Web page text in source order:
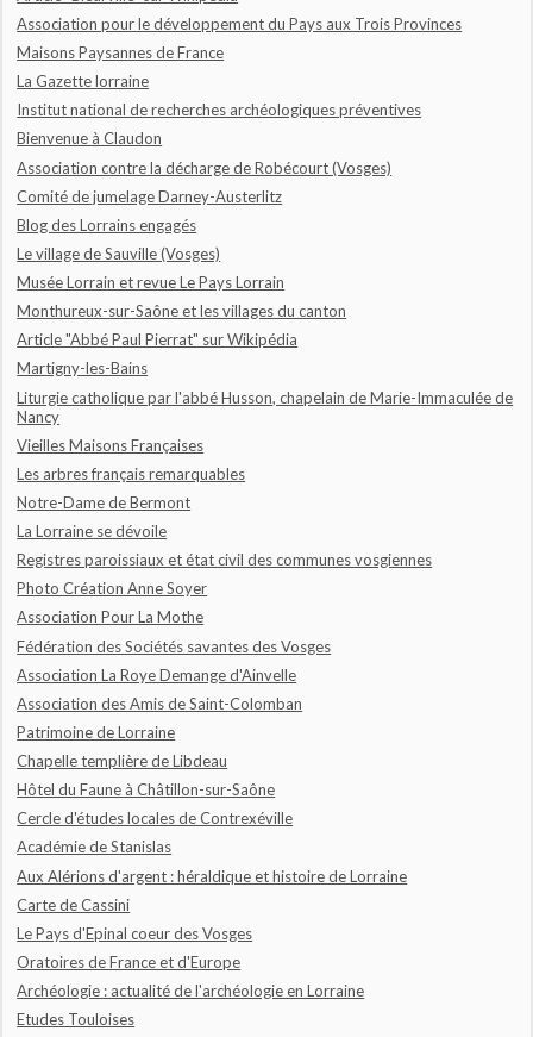
Association pour le développement du Pays aux Trois Provinces
Maisons Paysannes de France
La Gazette lorraine
Institut national de recherches archéologiques préventives
Bienvenue à Claudon
Association contre la décharge de Robécourt (Vosges)
Comité de jumelage Darney-Austerlitz
Blog des Lorrains engagés
Le village de Sauville (Vosges)
Musée Lorrain et revue Le Pays Lorrain
Monthureux-sur-Saône et les villages du canton
Article "Abbé Paul Pierrat" sur Wikipédia
Martigny-les-Bains
Liturgie catholique par l'abbé Husson, chapelain de Marie-Immaculée de
Nancy
Vieilles Maisons Françaises
Les arbres français remarquables
Notre-Dame de Bermont
La Lorraine se dévoile
Registres paroissiaux et état civil des communes vosgiennes
Photo Création Anne Soyer
Association Pour La Mothe
Fédération des Sociétés savantes des Vosges
Association La Roye Demange d'Ainvelle
Association des Amis de Saint-Colomban
Patrimoine de Lorraine
Chapelle templière de Libdeau
Hôtel du Faune à Châtillon-sur-Saône
Cercle d'études locales de Contrexéville
Académie de Stanislas
Aux Alérions d'argent : héraldique et histoire de Lorraine
Carte de Cassini
Le Pays d'Epinal coeur des Vosges
Oratoires de France et d'Europe
Archéologie : actualité de l'archéologie en Lorraine
Etudes Touloises